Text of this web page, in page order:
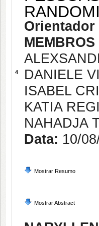
4
Orientador
DANIELE
ISABEL
KATIA
NAHADJA
Data: 10/
Mostrar Resumo
Mostrar Abstract